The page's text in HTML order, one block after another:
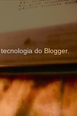
do Blogger.